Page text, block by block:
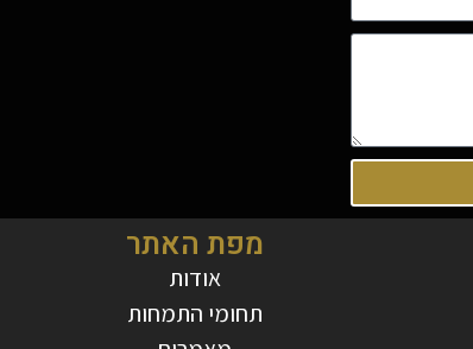
מפת האתר
אודות
תחומי התמחות